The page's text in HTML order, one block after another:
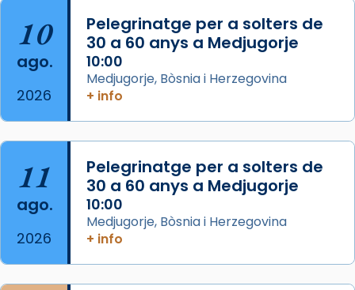
L’arquebisbe de Barcelona, el cardenal Joan
Josep Omella, ha presidit la missa i l’ha
concelebrat el bisbe auxiliar de Barcelona,
Mons. David Abadías.
📸 Dr. G. Simón
Foto
View on Facebook · Share
Arquebisbat de Barcelona
2 weeks ago
10
ago.
2026
Pelegrinatge per a solters de
30 a 60 anys a Medjugorje
10:00
Medjugorje, Bòsnia i Herzegovina
+ info
11
ago.
2026
Pelegrinatge per a solters de
30 a 60 anys a Medjugorje
10:00
Medjugorje, Bòsnia i Herzegovina
+ info